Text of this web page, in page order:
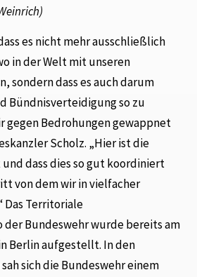
h)
es nicht mehr ausschließlich
in der Welt mit unseren
sondern dass es auch darum
Bündnisverteidigung so zu
gegen Bedrohungen gewappnet
Scholz. „Hier ist die
dass dies so gut koordiniert
von dem wir in vielfacher
Das Territoriale
der Bundeswehr wurde bereits am
Berlin aufgestellt. In den
sich die Bundeswehr einem